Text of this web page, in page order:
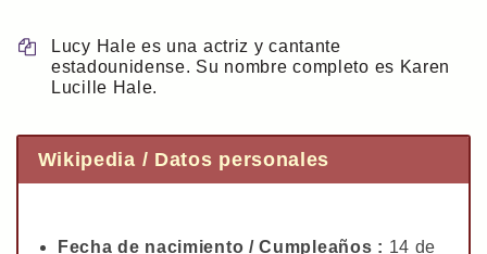
Lucy Hale es una actriz y cantante
estadounidense. Su nombre completo es Karen
Lucille Hale.
Wikipedia / Datos personales
Fecha de nacimiento / Cumpleaños : 14 de